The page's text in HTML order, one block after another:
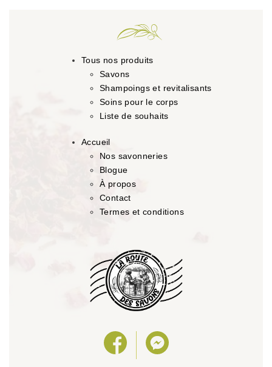
Tous nos produits
Savons
Shampoings et revitalisants
Soins pour le corps
Liste de souhaits
Accueil
Nos savonneries
Blogue
À propos
Contact
Termes et conditions